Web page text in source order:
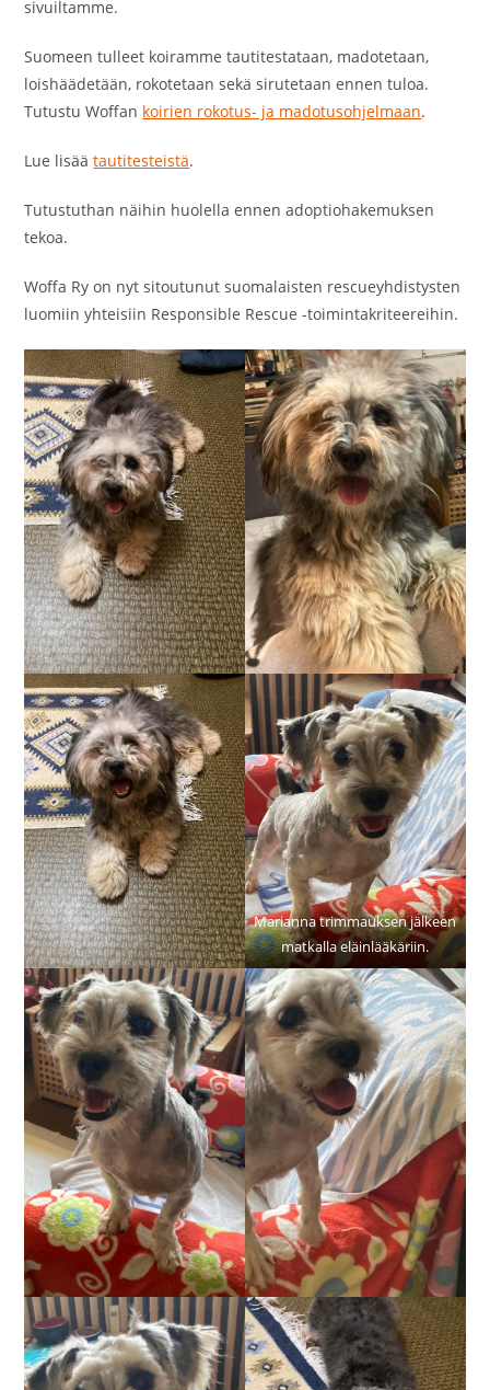
sivuiltamme.
Suomeen tulleet koiramme tautitestataan, madotetaan,
loishäädetään, rokotetaan sekä sirutetaan ennen tuloa.
Tutustu Woffan koirien rokotus- ja madotusohjelmaan.
Lue lisäätautitesteistä.
Tutustuthan näihin huolella ennen adoptiohakemuksen
tekoa.
Woffa Ry on nyt sitoutunut suomalaisten rescueyhdistysten
luomiin yhteisiin Responsible Rescue -toimintakriteereihin.
Marianna trimmauksen jälkeen
matkalla eläinlääkäriin.